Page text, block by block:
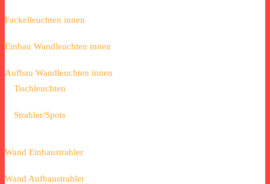
Fackelleuchten innen
Einbau Wandleuchten innen
Aufbau Wandleuchten innen
Tischleuchten
Strahler/Spots
Wand Einbaustrahler
Wand Aufbaustrahler